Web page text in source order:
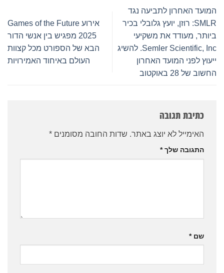
המועד האחרון לתביעה נגד
SMLR: רוזן, יועץ גלובלי בכיר
ביותר, מעודד את משקיעי
Semler Scientific, Inc. להשיג
ייעוץ לפני המועד האחרון
החשוב של 28 באוקטוב
אירוע Games of the Future
2025 מפגיש בין אנשי הדור
הבא של הספורט מכל קצוות
העולם באיחוד האמירויות
כתיבת תגובה
האימייל לא יוצג באתר. שדות החובה מסומנים *
התגובה שלך*
שם*